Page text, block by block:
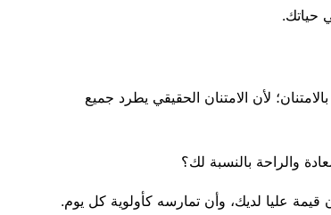
حياتك.
لأن الامتنان الحقيقي يطرد جميع
والراحة بالنسبة لك؟
قيمة عليا لديك، وأن تمارسه كأولوية كل يوم.